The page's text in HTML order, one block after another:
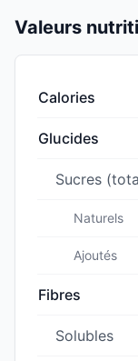
Valeurs
Calories
Glucides
Sucres
Naturels
Ajoutés
Fibres
Solubles